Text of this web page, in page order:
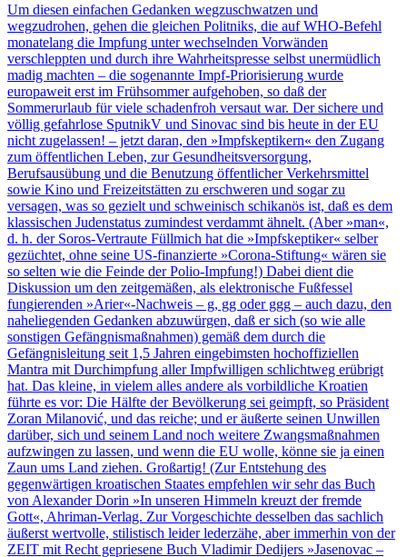
Um diesen einfachen Gedanken wegzuschwatzen und
wegzudrohen, gehen die gleichen Politniks, die auf WHO-Befehl
monatelang die Impfung unter wechselnden Vorwänden
verschleppten und durch ihre Wahrheitspresse selbst unermüdlich
madig machten – die sogenannte Impf-Priorisierung wurde
europaweit erst im Frühsommer aufgehoben, so daß der
Sommerurlaub für viele schadenfroh versaut war. Der sichere und
völlig gefahrlose SputnikV und Sinovac sind bis heute in der EU
nicht zugelassen! – jetzt daran, den »Impfskeptikern« den Zugang
zum öffentlichen Leben, zur Gesundheitsversorgung,
Berufsausübung und die Benutzung öffentlicher Verkehrsmittel
sowie Kino und Freizeitstätten zu erschweren und sogar zu
versagen, was so gezielt und schweinisch schikanös ist, daß es dem
klassischen Judenstatus zumindest verdammt ähnelt. (Aber »man«,
d. h. der Soros-Vertraute Füllmich hat die »Impfskeptiker« selber
gezüchtet, ohne seine US-finanzierte »Corona-Stiftung« wären sie
so selten wie die Feinde der Polio-Impfung!) Dabei dient die
Diskussion um den zeitgemäßen, als elektronische Fußfessel
fungierenden »Arier«-Nachweis – g, gg oder ggg – auch dazu, den
naheliegenden Gedanken abzuwürgen, daß er sich (so wie alle
sonstigen Gefängnismaßnahmen) gemäß dem durch die
Gefängnisleitung seit 1,5 Jahren eingebimsten hochoffiziellen
Mantra mit Durchimpfung aller Impfwilligen schlichtweg erübrigt
hat. Das kleine, in vielem alles andere als vorbildliche Kroatien
führte es vor: Die Hälfte der Bevölkerung sei geimpft, so Präsident
Zoran Milanović, und das reiche; und er äußerte seinen Unwillen
darüber, sich und seinem Land noch weitere Zwangsmaßnahmen
aufzwingen zu lassen, und wenn die EU wolle, könne sie ja einen
Zaun ums Land ziehen. Großartig! (Zur Entstehung des
gegenwärtigen kroatischen Staates empfehlen wir sehr das Buch
von Alexander Dorin »In unseren Himmeln kreuzt der fremde
Gott«, Ahriman-Verlag. Zur Vorgeschichte desselben das sachlich
äußerst wertvolle, stilistisch leider lederzähe, aber immerhin von der
ZEIT mit Recht gepriesene Buch Vladimir Dedijers »Jasenovac –